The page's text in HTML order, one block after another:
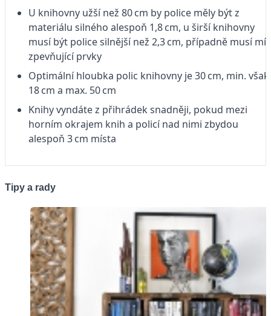
U knihovny užší než 80 cm by police měly být z
materiálu silného alespoň 1,8 cm, u širší knihovny
musí být police silnější než 2,3 cm, případně musí mít
zpevňující prvky
Optimální hloubka polic knihovny je 30 cm, min. však
18 cm a max. 50 cm
Knihy vyndáte z přihrádek snadněji, pokud mezi
horním okrajem knih a policí nad nimi zbydou
alespoň 3 cm místa
Tipy a rady